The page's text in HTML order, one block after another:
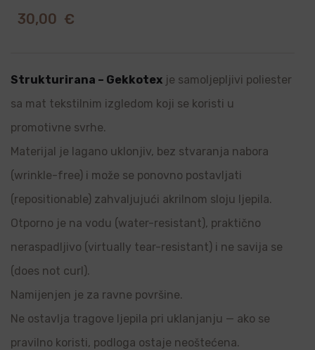
30,00 €
Strukturirana – Gekkotex je samoljepljivi poliester
sa mat tekstilnim izgledom koji se koristi u
promotivne svrhe.
Materijal je lagano uklonjiv, bez stvaranja nabora
(wrinkle-free) i može se ponovno postavljati
(repositionable) zahvaljujući akrilnom sloju ljepila.
Otporno je na vodu (water-resistant), praktično
neraspadljivo (virtually tear-resistant) i ne savija se
(does not curl).
Namijenjen je za ravne površine.
Ne ostavlja tragove ljepila pri uklanjanju — ako se
pravilno koristi, podloga ostaje neoštećena.